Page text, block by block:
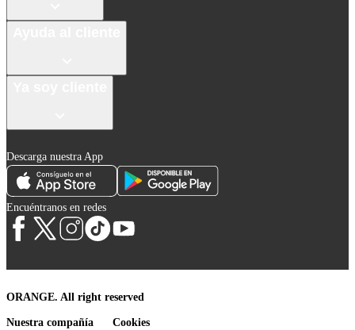
Descarga nuestra App
Encuéntranos en redes
ORANGE. All right reserved
Nuestra compañía Cookies